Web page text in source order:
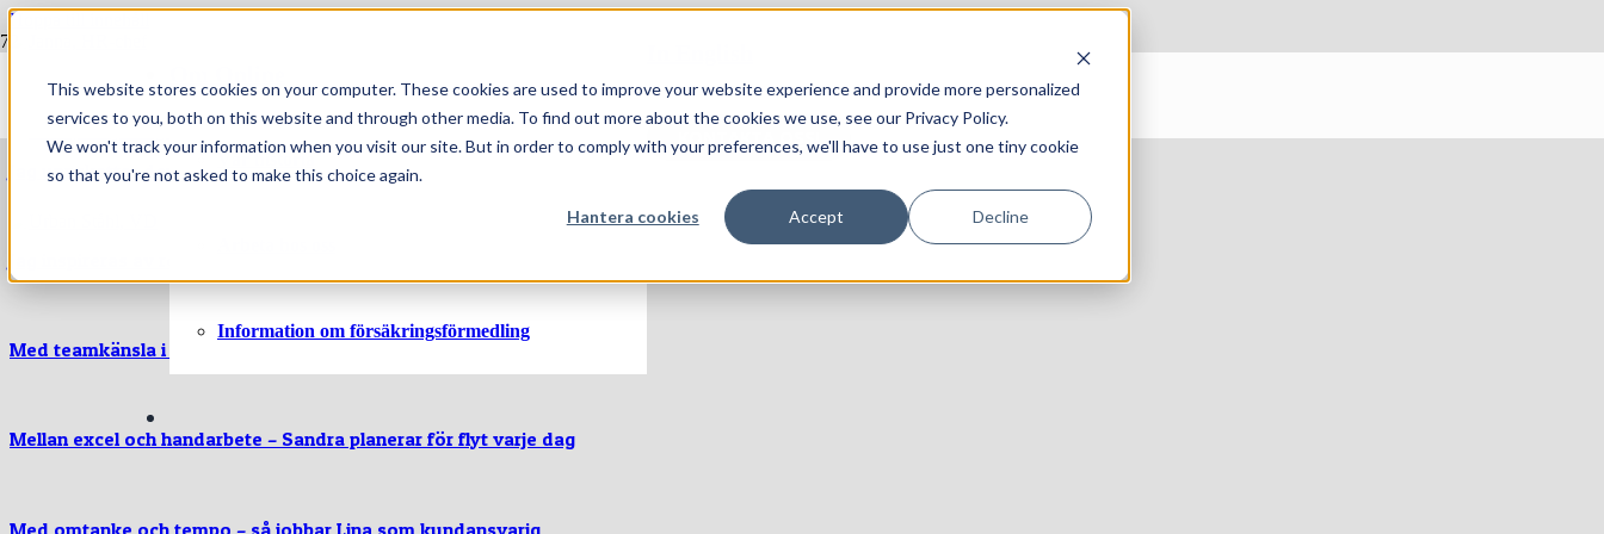
This website stores cookies on your computer. These cookies are used to improve your website experience and provide more personalized
services to you, both on this website and through other media. To find out more about the cookies we use, see our Privacy Policy.
We won't track your information when you visit our site. But in order to comply with your preferences, we'll have to use just one tiny cookie
so that you're not asked to make this choice again.
Hantera cookies Accept Decline
Hoppa till innehåll
Vår historia
Information om försäkringsförmedling
KONTAKTA OSS!
När jag var fem år hade jag en tydlig framtidsdröm
Jag uppskattar den flexibilitet som erbjuds
Med teamkänsla i blodet
Mellan excel och handarbete – Sandra planerar för flyt varje dag
Med omtanke och tempo – så jobbar Lina som kundansvarig